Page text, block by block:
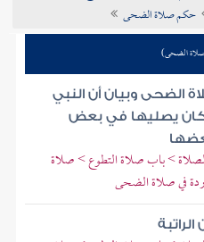
حكم صلاة الضحى
الضحى)
الضحى وبيان أن النبي
يصليها في بعض
> باب صلاة التطوع > صلاة
في صلاة الضحى